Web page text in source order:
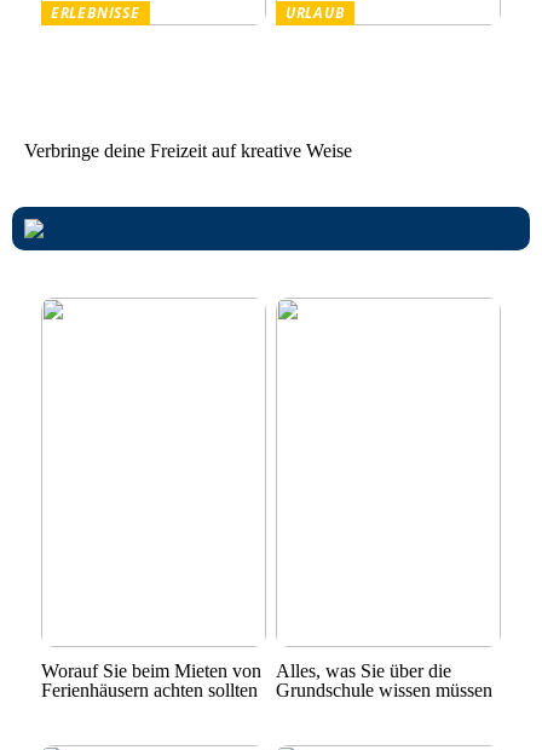
ERLEBNISSE
URLAUB
Verbringe deine Freizeit auf kreative Weise
Worauf Sie beim Mieten von
Ferienhäusern achten sollten
Alles, was Sie über die
Grundschule wissen müssen